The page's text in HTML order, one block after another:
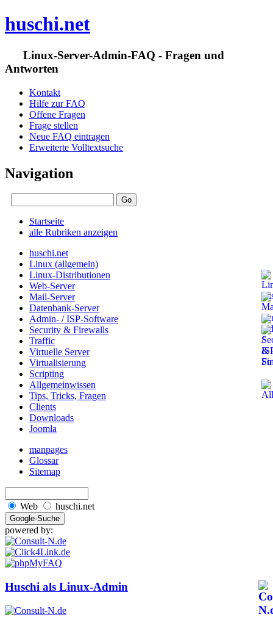
huschi.net
Linux-Server-Admin-FAQ - Fragen und
Antworten
Kontakt
Hilfe zur FAQ
Offene Fragen
Frage stellen
Neue FAQ eintragen
Erweiterte Volltextsuche
Navigation
Startseite
alle Rubriken anzeigen
huschi.net
Linux (allgemein)
Linux-Distributionen
Web-Server
Mail-Server
Datenbank-Server
Admin- / ISP-Software
Security & Firewalls
Traffic
Virtuelle Server
Virtualisierung
Scripting
Allgemeinwissen
Tips, Tricks, Fragen
Clients
Downloads
Joomla
manpages
Glossar
Sitemap
Web huschi.net
powered by:
Huschi als Linux-Admin